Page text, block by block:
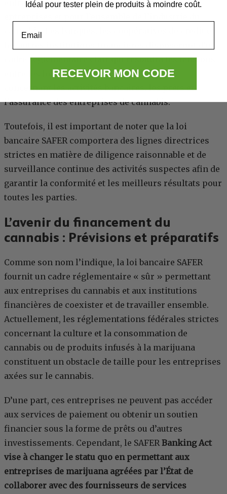
entraînera un revirement majeur pour ces
cannabis. Les banques, les coopératives de crédit et
cadre réglementaire clair qui résoudra les tensions
entre les lois fédérales et les lois des États
concernant les activités bancaires, les prêts et
l’assurance des entreprises de cannabis.
Toutefois, il est important de noter que la loi
bancaire SAFER comportera des lignes directrices
strictes en matière de diligence raisonnable et de
surveillance continue des activités suspectes afin de
garantir la conformité et les meilleurs résultats pour
toutes les parties.
L’avenir du financement du
cannabis : Prévisions et préparatifs
Comme son nom l’indique, la loi bancaire SAFER
fournit un cadre réglementaire « sûr » permettant
aux entreprises du cannabis et aux institutions
financières de coexister et de travailler ensemble.
Actuellement, les réglementations fédérales strictes
concernant la culture et la consommation de
cannabis ou de produits infusés à la marijuana
constituent un obstacle de taille pour les entreprises
axées sur le cannabis.
D’une part, ces entreprises ne peuvent pas accéder
aux services de paiement ou obtenir un soutien
financier sous la forme de prêts ou d’autres
investissements. Cependant, le SAFERBanking Act
vise à changer le statu quo en permettant aux
entreprises de marijuana agréées par l’État de
collaborer avec des fournisseurs de services
Idéal pour tester plein de produits à moindre coût.
RECEVOIR MON CODE